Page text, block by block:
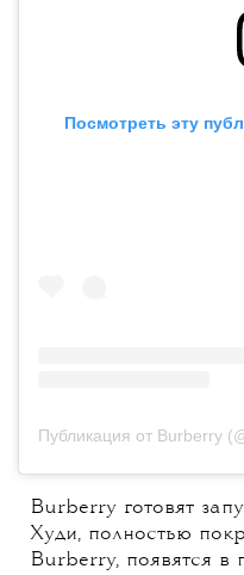
Посмотреть эту
Публикация от Burberry
Burberry готовят
Худи, полностью
Burberry, появятся в